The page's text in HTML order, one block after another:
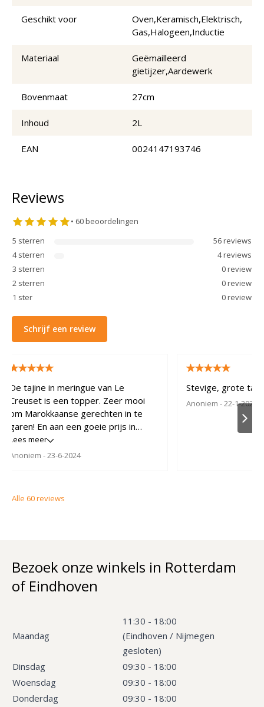
Geschikt voor
Oven,Keramisch,Elektrisch,
Gas,Halogeen,Inductie
Materiaal
Geëmailleerd
gietijzer,Aardewerk
Bovenmaat 27cm
Inhoud 2L
EAN 0024147193746
Reviews
• 60beoordelingen
5 sterren 56reviews
4 sterren 4reviews
3 sterren 0review
2 sterren 0review
1 ster 0review
Schrijf een review
De tajine in meringue van Le
Creuset is een topper. Zeer mooi
om Marokkaanse gerechten in te
garen! En aan een goeie prijs in
vergelijking met de winkel.
Lees meer
Anoniem - 23-6-2024
Stevige, grote
Anoniem- 22-1-2024
Alle 60reviews
Bezoek onze winkels in Rotterdam
of Eindhoven
Maandag
11:30 - 18:00
(Eindhoven / Nijmegen
gesloten)
Dinsdag
09:30 - 18:00
Woensdag
09:30 - 18:00
Donderdag
09:30 - 18:00